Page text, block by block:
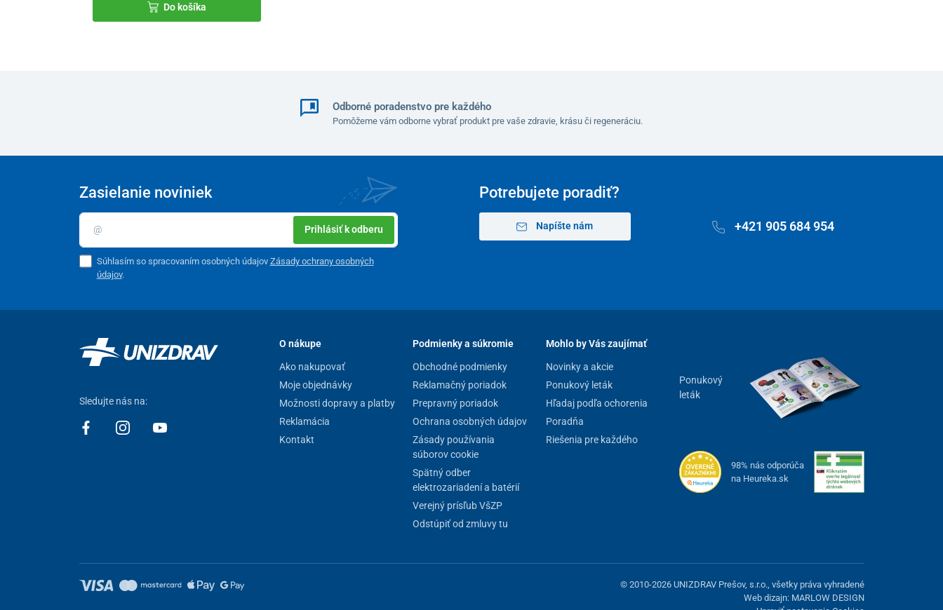
Do košíka
Odborné poradenstvo pre každého
Pomôžeme vám odborne vybrať produkt pre vaše zdravie, krásu či regeneráciu.
Potrebujete poradiť?
Napíšte nám +421 905 684 954
Zasielanie noviniek
Prihlásiť k odberu
Súhlasím so spracovaním osobných údajov Zásady ochrany osobných
údajov.
Sledujte nás na:
O nákupe
Ako nakupovať
Moje objednávky
Možnosti dopravy a platby
Reklamácia
Kontakt
Podmienky a súkromie
Obchodné podmienky
Reklamačný poriadok
Prepravný poriadok
Ochrana osobných údajov
Zásady používania
súborov cookie
Spätný odber
elektrozariadení a batérií
Verejný prísľub VšZP
Odstúpiť od zmluvy tu
Mohlo by Vás zaujímať
Novinky a akcie
Ponukový leták
Hľadaj podľa ochorenia
Poradňa
Riešenia pre každého
Ponukový
leták
98% nás odporúča
na Heureka.sk
© 2010-2026 UNIZDRAV Prešov, s.r.o., všetky práva vyhradené
Web dizajn: MARLOW DESIGN